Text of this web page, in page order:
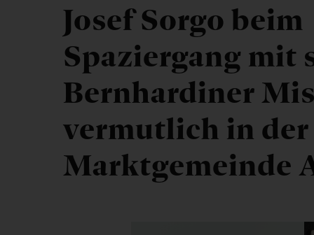
Josef Sorgo beim
Spaziergang mit
Bernhardiner
vermutlich in der
Marktgemeinde